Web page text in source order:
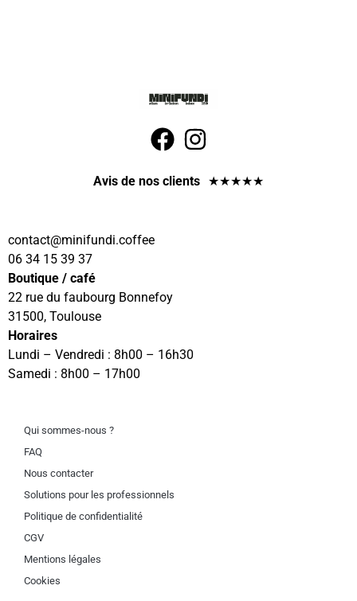
Avis de nos clients ★★★★★
contact@minifundi.coffee
06 34 15 39 37
Boutique / café
22 rue du faubourg Bonnefoy
31500, Toulouse
Horaires
Lundi – Vendredi : 8h00 – 16h30
Samedi : 8h00 – 17h00
Qui sommes-nous ?
FAQ
Nous contacter
Solutions pour les professionnels
Politique de confidentialité
CGV
Mentions légales
Cookies